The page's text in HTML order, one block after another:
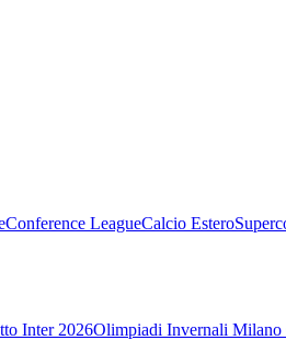
Conference LeagueCalcio Estero
Inter 2026Olimpiadi Invernali Milano